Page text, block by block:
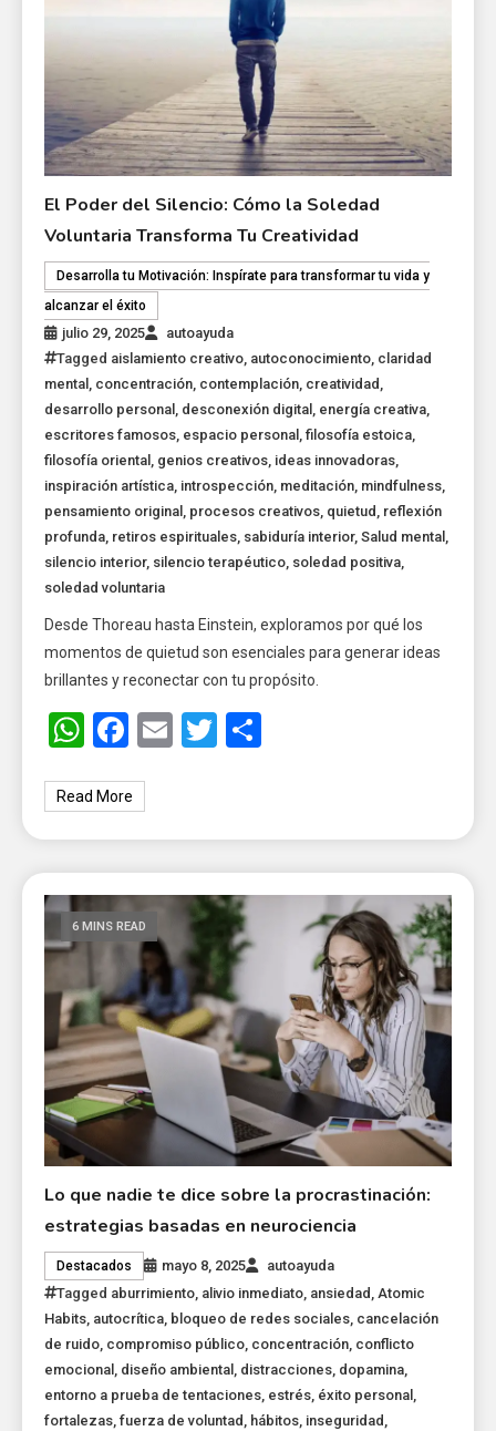
El Poder del Silencio: Cómo la Soledad
Voluntaria Transforma Tu Creatividad
Desarrolla tu Motivación: Inspírate para transformar tu vida y
alcanzar el éxito
julio 29, 2025
autoayuda
Tagged aislamiento creativo, autoconocimiento, claridad
mental , concentración, contemplación, creatividad ,
desarrollo personal , desconexión digital , energía creativa,
escritores famosos, espacio personal ,filosofía estoica,
filosofía oriental , genios creativos, ideas innovadoras,
inspiración artística, introspección, meditación, mindfulness,
pensamiento original , procesos creativos, quietud , reflexión
profunda, retiros espirituales, sabiduría interior,Salud mental ,
silencio interior, silencio terapéutico, soledad positiva,
soledad voluntaria
Desde Thoreau hasta Einstein, exploramos por qué los
momentos de quietud son esenciales para generar ideas
brillantes y reconectar con tu propósito.
WhatsApp
Facebook
EmailTwitter
Read More
6 MINS READ
Lo que nadie te dice sobre la procrastinación:
estrategias basadas en neurociencia
Destacados mayo 8, 2025
autoayuda
Tagged aburrimiento, alivio inmediato, ansiedad ,Atomic
Habits, autocrítica, bloqueo de redes sociales, cancelación
de ruido, compromiso público, concentración, conflicto
emocional , diseño ambiental , distracciones, dopamina,
entorno a prueba de tentaciones, estrés, éxito personal ,
fortalezas,fuerza de voluntad , hábitos, inseguridad ,